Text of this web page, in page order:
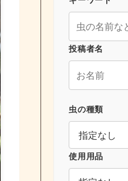
投稿者名
虫の種類
使用用品